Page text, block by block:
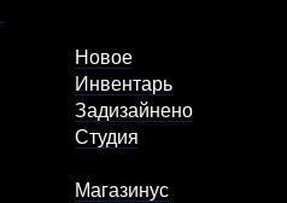
Новое
Инвентарь
Задизайнено
Студия
Магазинус